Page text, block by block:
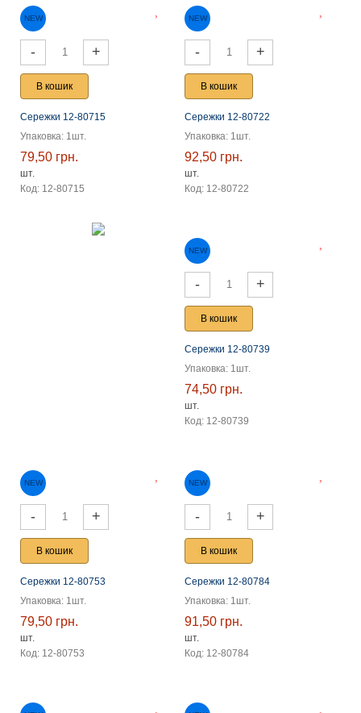
NEW NEW
NEW
- +
В кошик
Сережки 12-80715
Упаковка: 1шт.
79,50 грн.
шт.
Код: 12-80715
- +
В кошик
Сережки 12-80722
Упаковка: 1шт.
92,50 грн.
шт.
Код: 12-80722
- +
В кошик
Сережки 12-80739
Упаковка: 1шт.
74,50 грн.
шт.
Код: 12-80739
- +
В кошик
Сережки 12-80753
Упаковка: 1шт.
79,50 грн.
шт.
Код: 12-80753
- +
В кошик
Сережки 12-80784
Упаковка: 1шт.
91,50 грн.
шт.
Код: 12-80784